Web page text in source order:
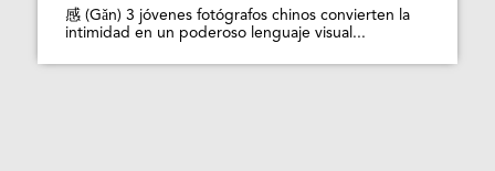
感 (Gǎn) 3 jóvenes fotógrafos chinos convierten la
intimidad en un poderoso lenguaje visual...